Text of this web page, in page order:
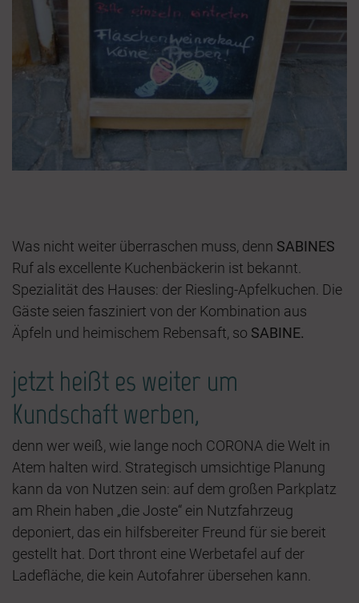
Was nicht weiter überraschen muss, denn SABINES
Ruf als excellente Kuchenbäckerin ist bekannt.
Spezialität des Hauses: der Riesling-Apfelkuchen. Die
Gäste seien fasziniert von der Kombination aus
Äpfeln und heimischem Rebensaft, so SABINE.
jetzt heißt es weiter um
Kundschaft werben,
denn wer weiß, wie lange noch CORONA die Welt in
Atem halten wird. Strategisch umsichtige Planung
kann da von Nutzen sein: auf dem großen Parkplatz
am Rhein haben „die Joste“ ein Nutzfahrzeug
deponiert, das ein hilfsbereiter Freund für sie bereit
gestellt hat. Dort thront eine Werbetafel auf der
Ladefläche, die kein Autofahrer übersehen kann.